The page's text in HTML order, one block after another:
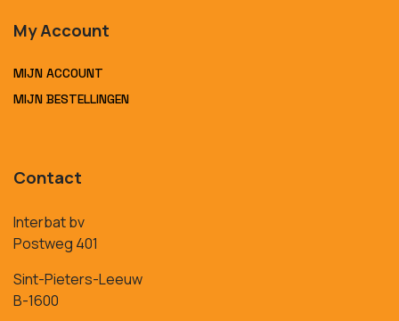
My Account
MIJN ACCOUNT
MIJN BESTELLINGEN
Contact
Interbat bv
Postweg 401
Sint-Pieters-Leeuw
B-1600